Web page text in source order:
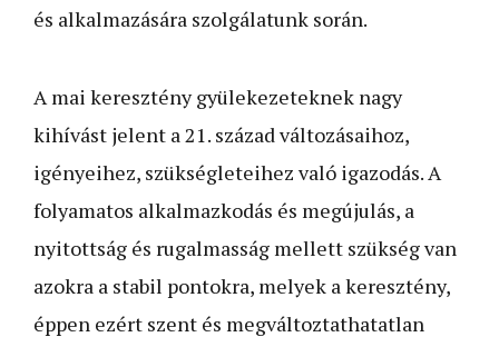
és alkalmazására szolgálatunk során.
A mai keresztény gyülekezeteknek nagy
kihívást jelent a 21. század változásaihoz,
igényeihez, szükségleteihez való igazodás. A
folyamatos alkalmazkodás és megújulás, a
nyitottság és rugalmasság mellett szükség van
azokra a stabil pontokra, melyek a keresztény,
éppen ezért szent és megváltoztathatatlan